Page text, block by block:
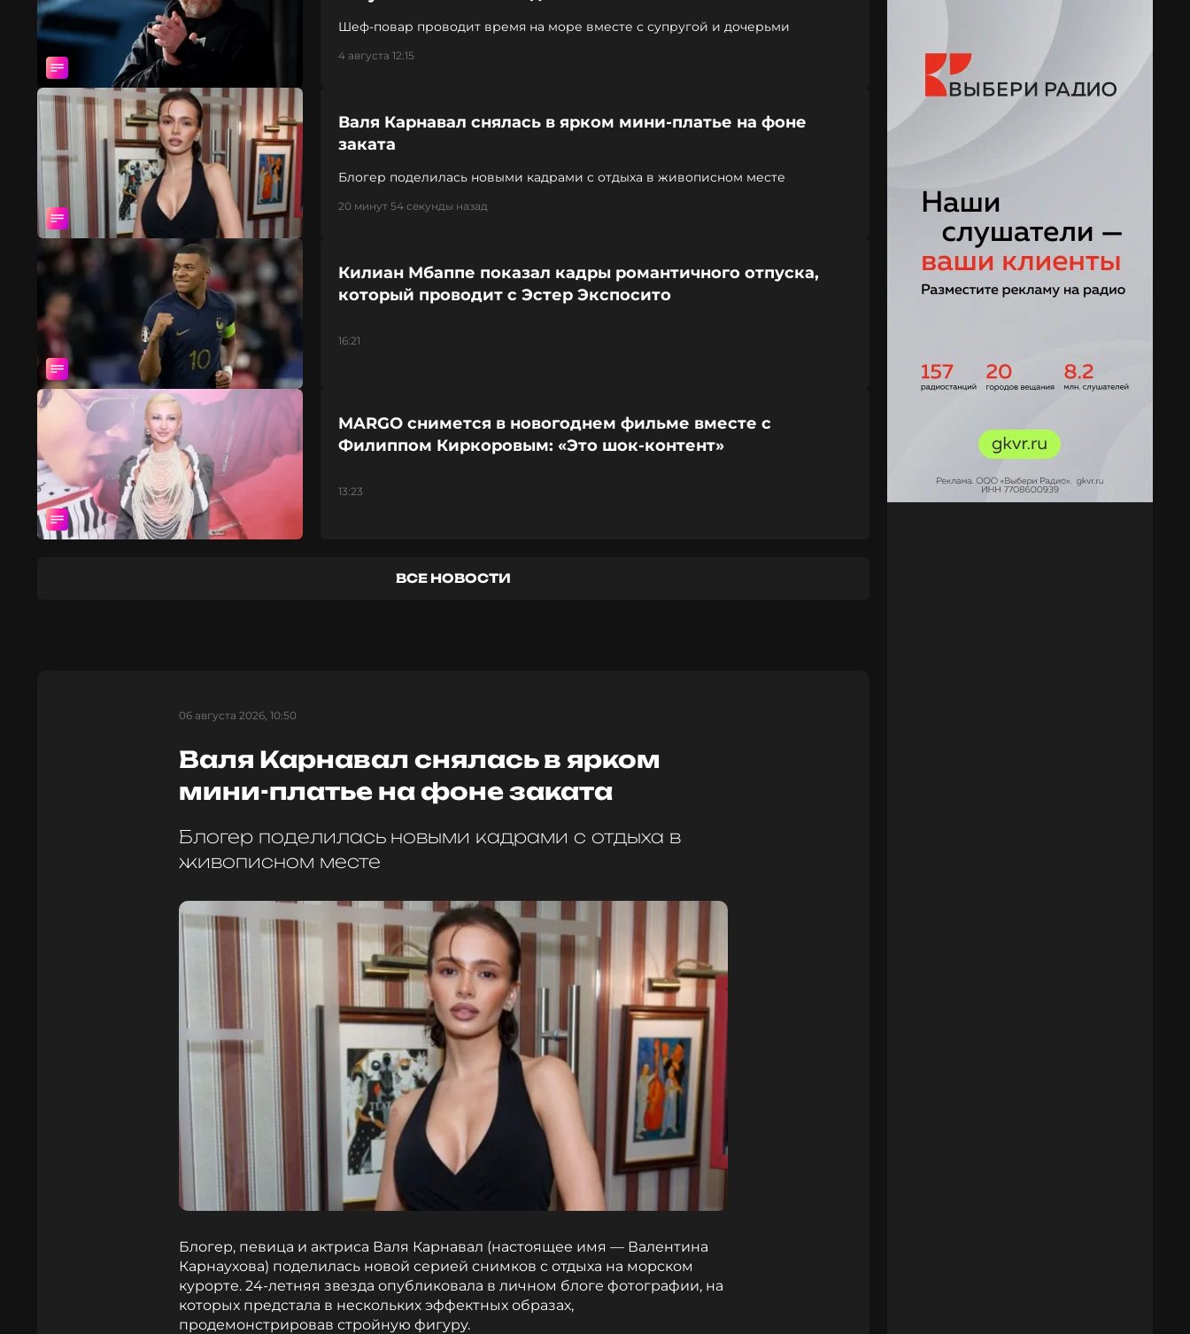
Шеф-повар проводит время на море вместе с супругой и дочерьми
4 августа 12:15
Валя Карнавал снялась в ярком мини-платье на фоне
заката
Блогер поделилась новыми кадрами с отдыха в живописном месте
20 минут 54 секунды назад
Килиан Мбаппе показал кадры романтичного отпуска,
который проводит с Эстер Экспосито
16:21
MARGO снимется в новогоднем фильме вместе с
Филиппом Киркоровым: «Это шок-контент»
13:23
ВСЕ НОВОСТИ
06 августа 2026, 10:50
Валя Карнавал снялась в ярком
мини-платье на фоне заката
Блогер поделилась новыми кадрами с отдыха в
живописном месте
Блогер, певица и актриса Валя Карнавал (настоящее имя — Валентина
Карнаухова) поделилась новой серией снимков с отдыха на морском
курорте. 24-летняя звезда опубликовала в личном блоге фотографии, на
которых предстала в нескольких эффектных образах,
продемонстрировав стройную фигуру.